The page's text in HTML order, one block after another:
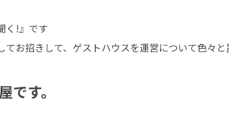
く!』です
お招きして、ゲストハウスを運営について色々と
す。